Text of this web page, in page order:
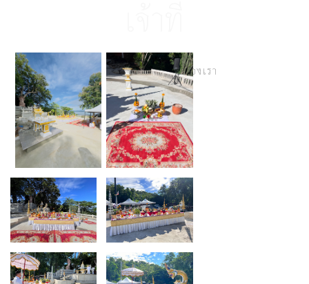
Home /งานบริการของเรา